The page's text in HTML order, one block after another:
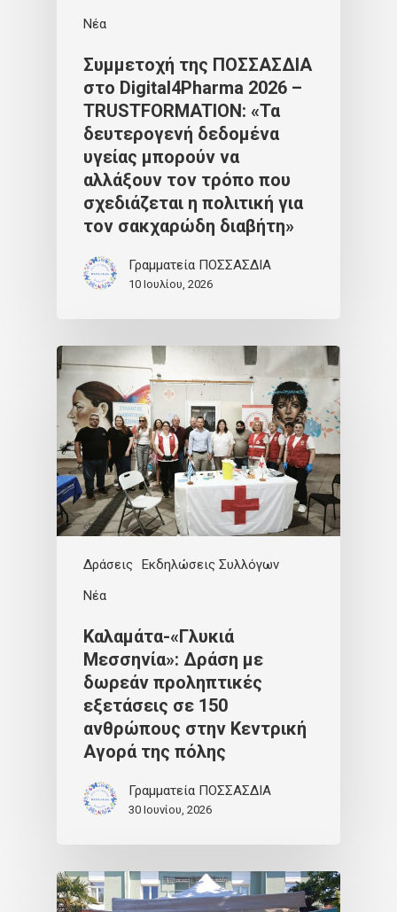
Νέα
Συμμετοχή της ΠΟΣΣΑΣΔΙΑ
στο Digital4Pharma 2026 –
TRUSTFORMATION: «Τα
δευτερογενή δεδομένα
υγείας μπορούν να
αλλάξουν τον τρόπο που
σχεδιάζεται η πολιτική για
τον σακχαρώδη διαβήτη»
Γραμματεία ΠΟΣΣΑΣΔΙΑ
10 Ιουλίου, 2026
Δράσεις
Εκδηλώσεις Συλλόγων
Νέα
Καλαμάτα-«Γλυκιά
Μεσσηνία»: Δράση με
δωρεάν προληπτικές
εξετάσεις σε 150
ανθρώπους στην Κεντρική
Αγορά της πόλης
Γραμματεία ΠΟΣΣΑΣΔΙΑ
30 Ιουνίου, 2026